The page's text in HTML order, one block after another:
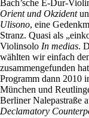
Bach’sche E-Dur-
Orient und Okzident
Ulisono, eine
Stranz. Quasi als
Violinsolo In medias.
wählten wir einfach
zusammengefunden
Programm dann 2010
München und
Berliner Nalepastraße
Declamatory